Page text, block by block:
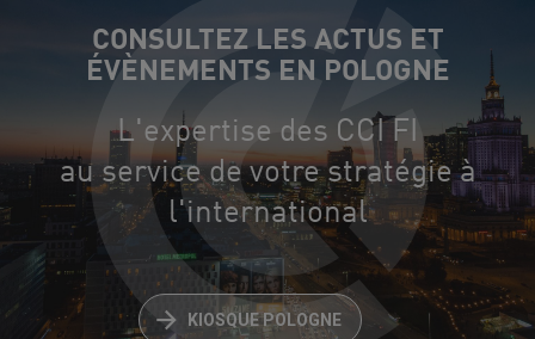
CONSULTEZ LES ACTUS ET
ÉVÈNEMENTS EN POLOGNE
L'expertise des CCI FI
au service de votre stratégie à
l'international
KIOSQUE POLOGNE